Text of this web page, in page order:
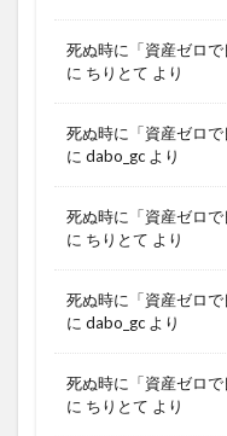
死ぬ時に「資産ゼロ
に ちりとて より
死ぬ時に「資産ゼロ
に dabo_gc より
死ぬ時に「資産ゼロ
に ちりとて より
死ぬ時に「資産ゼロ
に dabo_gc より
死ぬ時に「資産ゼロ
に ちりとて より